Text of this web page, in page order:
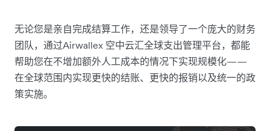
无论您是亲自完成结算工作，还是领导了一个庞大的财务
团队，通过Airwallex 空中云汇全球支出管理平台，都能
帮助您在不增加额外人工成本的情况下实现规模化——
在全球范围内实现更快的结账、更快的报销以及统一的政
策实施。